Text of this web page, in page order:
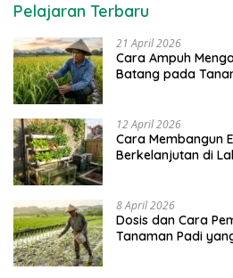
Pelajaran Terbaru
21 April 2026
Cara Ampuh
Batang pada
12 April 2026
Cara Membangun
Berkelanjutan di
8 April 2026
Dosis dan Cara
Tanaman Padi